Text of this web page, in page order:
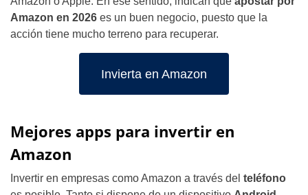
Amazon en 2026 es un buen negocio, puesto que la
acción tiene mucho terreno para recuperar.
Invierta en Amazon
Mejores apps para invertir en
Amazon
Invertir en empresas como Amazon a través del teléfono